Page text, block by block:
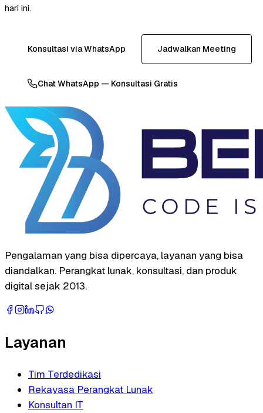
hari ini.
Konsultasi via WhatsApp Jadwalkan Meeting
Chat WhatsApp — Konsultasi Gratis
Pengalaman yang bisa dipercaya, layanan yang bisa
diandalkan. Perangkat lunak, konsultasi, dan produk
digital sejak 2013.
Layanan
Tim Terdedikasi
Rekayasa Perangkat Lunak
Konsultan IT